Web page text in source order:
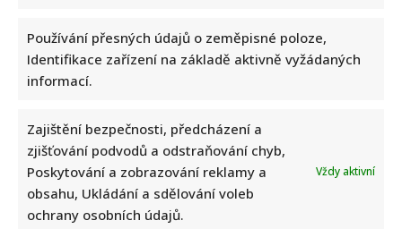
Používání přesných údajů o zeměpisné poloze,
Identifikace zařízení na základě aktivně vyžádaných
informací.
Zajištění bezpečnosti, předcházení a
zjišťování podvodů a odstraňování chyb,
Poskytování a zobrazování reklamy a
obsahu, Ukládání a sdělování voleb
ochrany osobních údajů.
Vždy aktivní